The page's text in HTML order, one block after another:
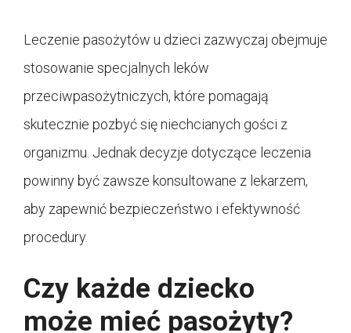
Leczenie pasożytów u dzieci zazwyczaj obejmuje
stosowanie specjalnych leków
przeciwpasożytniczych, które pomagają
skutecznie pozbyć się niechcianych gości z
organizmu. Jednak decyzje dotyczące leczenia
powinny być zawsze konsultowane z lekarzem,
aby zapewnić bezpieczeństwo i efektywność
procedury.
Czy każde dziecko
może mieć pasożyty?